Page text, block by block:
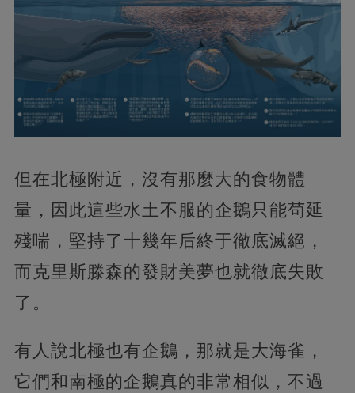
但在北極附近，沒有那麼大的食物體
量，因此這些水土不服的企鵝只能茍延
殘喘，堅持了十幾年后終于徹底滅絕，
而克里斯滕森的發財美夢也就徹底失敗
了。
有人說北極也有企鵝，那就是大海雀，
它們和南極的企鵝真的非常相似，不過